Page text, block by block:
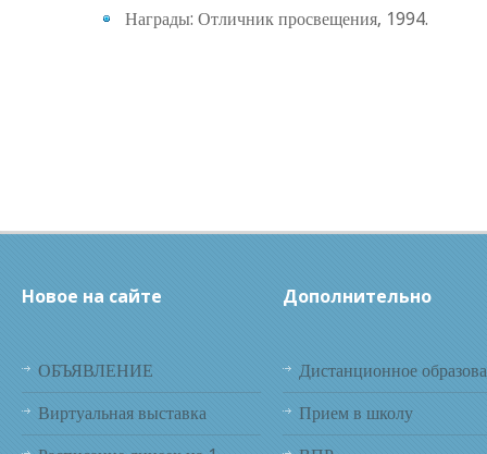
Награды: Отличник просвещения, 1994.
Новое на сайте
ОБЪЯВЛЕНИЕ
Виртуальная выставка
Дополнительно
Дистанционное
Прием в школу